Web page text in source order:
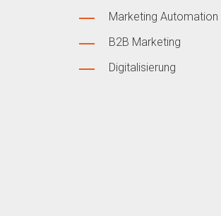
Marketing Automation
B2B Marketing
Digitalisierung